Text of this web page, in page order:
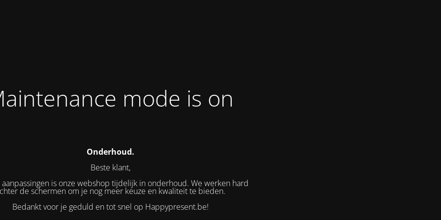
mode is on
Onderhoud.
Beste klant,
aanpassingen is onze webshop tijdelijk in onderhoud. We werken hard
de schermen om je nog meer keuze en kwaliteit te bieden.
Bedankt voor je geduld en tot snel op Happypresent.be!